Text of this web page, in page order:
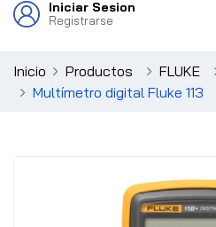
Iniciar Sesion
Registrarse
Inicio Productos FLUKE
Multímetro digital Fluke 113